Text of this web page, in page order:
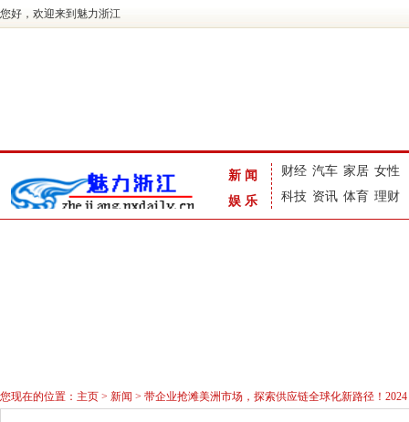
您好，欢迎来到魅力浙江
新闻
娱乐
财经 汽车 家居 女性
科技 资讯 体育 理财
您现在的位置： 主页 > 新闻 > 带企业抢滩美洲市场，探索供应链全球化新路径！